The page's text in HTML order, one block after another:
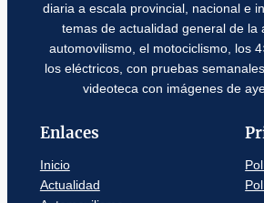
diaria a escala provincial, nacional e
temas de actualidad general de la
automovilismo, el motociclismo, los
los eléctricos, con pruebas
videoteca con imágenes de
Enlaces
Inicio
Actualidad